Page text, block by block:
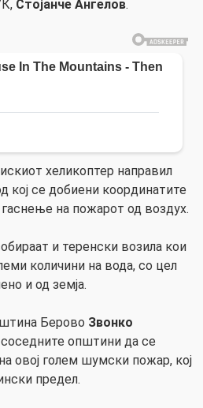
Стојанче Ангелов.
хеликоптер направил
кој се добиени координатите
на пожарот од воздух.
и теренски возила кои
количини на вода, со цел
и од земја.
Берово Звонко
соседните општини да се
овој голем шумски пожар, кој
предел.